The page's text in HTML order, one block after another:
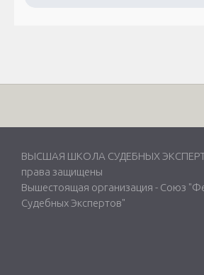
ВЫСШАЯ ШКОЛА СУДЕБНЫХ
права защищены
Вышестоящая организация - Союз
Судебных Экспертов"